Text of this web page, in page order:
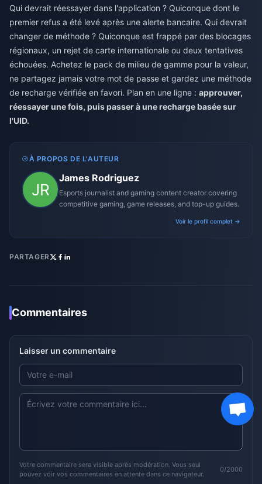
Qui devrait réessayer dans l'application ? Quiconque dont le
premier refus a été levé après une alerte bancaire. Qui devrait
changer de méthode ? Quiconque est frappé par des blocages
régionaux, un rejet de carte internationale ou deux tentatives
échouées. Achetez le pack de milieu de gamme pour la valeur,
ne partagez jamais votre mot de passe et gardez une méthode
de recharge vérifiée en favori. Plan en une ligne : approuver,
réessayer une fois, puis passer à une recharge basée sur
l'UID.
À PROPOS DE L'AUTEUR
James Rodriguez
Esports journalist and gaming content creator covering
competitive gaming, game releases, and top-up guides.
Voir le profil complet →
PARTAGER
Commentaires
Laisser un commentaire
Votre commentaire sera visible après modération. Vous seul
pouvez voir vos commentaires en attente dans ce navigateur.
0/2000